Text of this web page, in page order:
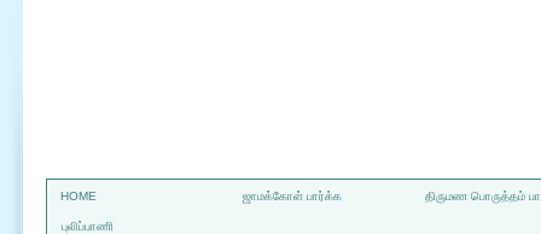
HOME ஜாமக்கோள் பார்க்க திருமண பொருத்தம்
புலிப்பாணி